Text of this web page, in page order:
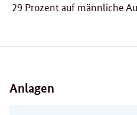
29 Prozent auf männliche
Anlagen